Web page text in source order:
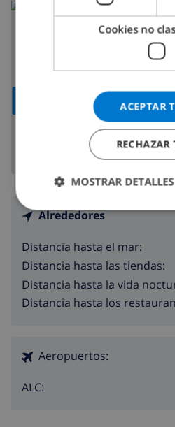
MOSTRAR MAPA
España>
Alrededores
Distancia hasta el mar:
Distancia hasta las tiendas:
Distancia hasta la vida
Distancia hasta los
Aeropuertos:
ALC:
Cookies no
ACEPTAR
RECHAZAR
MOSTRAR DETALLES